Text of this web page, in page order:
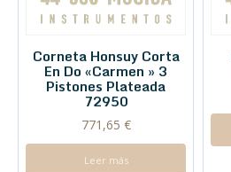
Corneta Honsuy Corta
En Do «Carmen » 3
Pistones Plateada
72950
771,65 €
Leer más